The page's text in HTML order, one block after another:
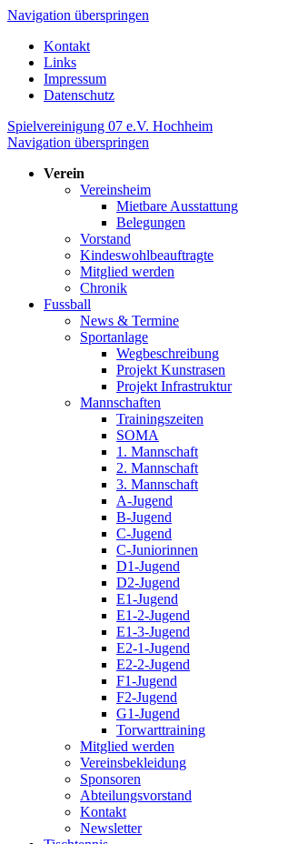
Navigation überspringen
Kontakt
Links
Impressum
Datenschutz
Spielvereinigung 07 e.V. Hochheim
Navigation überspringen
Verein
Vereinsheim
Mietbare Ausstattung
Belegungen
Vorstand
Kindeswohlbeauftragte
Mitglied werden
Chronik
Fussball
News & Termine
Sportanlage
Wegbeschreibung
Projekt Kunstrasen
Projekt Infrastruktur
Mannschaften
Trainingszeiten
SOMA
1. Mannschaft
2. Mannschaft
3. Mannschaft
A-Jugend
B-Jugend
C-Jugend
C-Juniorinnen
D1-Jugend
D2-Jugend
E1-Jugend
E1-2-Jugend
E1-3-Jugend
E2-1-Jugend
E2-2-Jugend
F1-Jugend
F2-Jugend
G1-Jugend
Torwarttraining
Mitglied werden
Vereinsbekleidung
Sponsoren
Abteilungsvorstand
Kontakt
Newsletter